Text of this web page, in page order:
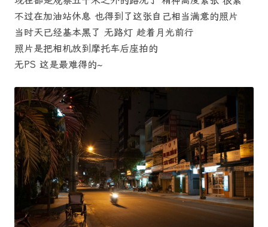
不过在加油站休息 也得到了这张自己相当满意的照片
当时天已经基本黑了 无路灯 趁着月光前行
照片是把相机放到摩托车后座拍的
无PS 这是最难得的~